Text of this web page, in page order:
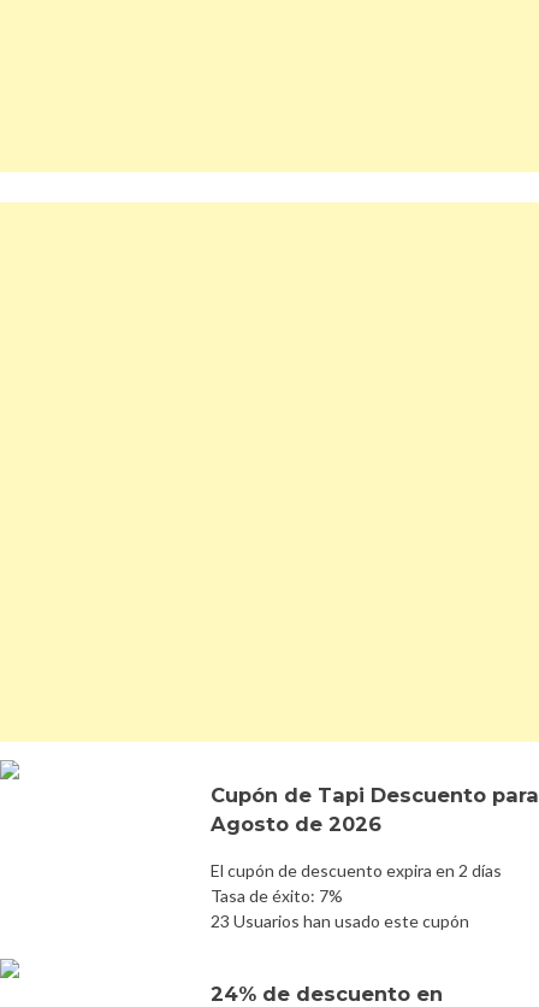
Cupón de Tapi Descuento para
Agosto de 2026
El cupón de descuento expira en 2 días
Tasa de éxito: 7%
23 Usuarios han usado este cupón
24% de descuento en